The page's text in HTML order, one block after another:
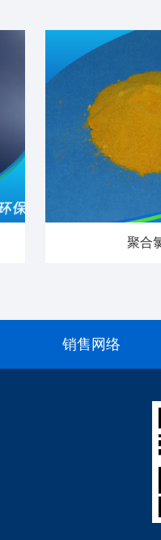
聚合
销售网络